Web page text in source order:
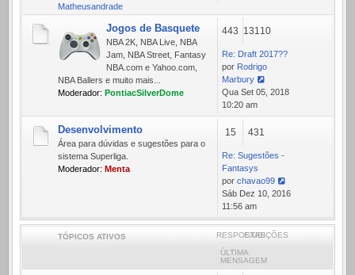
Matheusandrade
Jogos de Basquete
NBA 2K, NBA Live, NBA
Jam, NBA Street, Fantasy
NBA.com e Yahoo.com,
NBA Ballers e muito mais...
Moderador: PontiacSilverDome
443 13110
Re: Draft 2017??
por Rodrigo
Marbury
Ver
última
mensagem
Qua Set 05, 2018
10:20 am
Desenvolvimento
Área para dúvidas e sugestões para o
sistema Superliga.
Moderador: Menta
15 431
Re: Sugestões -
Fantasys
por chavao99
Ver
última
mensagem
Sáb Dez 10, 2016
11:56 am
TÓPICOS ATIVOS RESPOSTASEXIBIÇÕES
ÚLTIMA
MENSAGEM